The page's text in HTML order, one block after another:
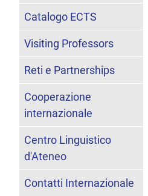
Catalogo ECTS
Visiting Professors
Reti e Partnerships
Cooperazione
internazionale
Centro Linguistico
d'Ateneo
Contatti Internazionale